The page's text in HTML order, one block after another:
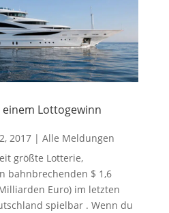
einem Lottogewinn
2017| Alle Meldungen
größte Lotterie,
bahnbrechenden $ 1,6
Euro) im letzten
spielbar . Wenn du